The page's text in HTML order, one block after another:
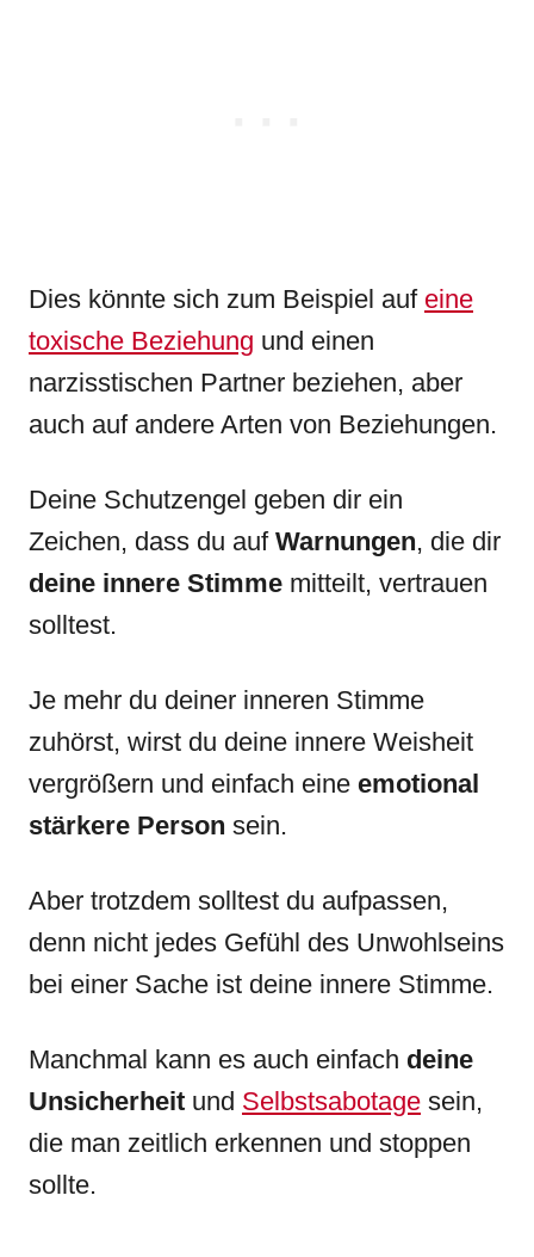
Dies könnte sich zum Beispiel auf eine
toxische Beziehung und einen
narzisstischen Partner beziehen, aber
auch auf andere Arten von Beziehungen.
Deine Schutzengel geben dir ein
Zeichen, dass du auf Warnungen, die dir
deine innere Stimme mitteilt, vertrauen
solltest.
Je mehr du deiner inneren Stimme
zuhörst, wirst du deine innere Weisheit
vergrößern und einfach eine emotional
stärkere Person sein.
Aber trotzdem solltest du aufpassen,
denn nicht jedes Gefühl des Unwohlseins
bei einer Sache ist deine innere Stimme.
Manchmal kann es auch einfach deine
Unsicherheit und Selbstsabotage sein,
die man zeitlich erkennen und stoppen
sollte.